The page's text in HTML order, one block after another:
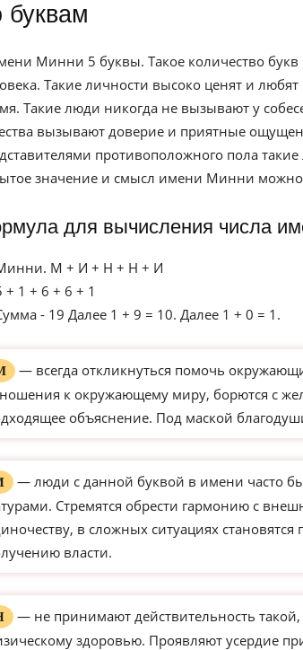
буквам
Минни 5 буквы. Такое количество
Такие личности высоко ценят и
Такие люди никогда не вызывают у
вызывают доверие и приятные
противоположного пола
значение и смысл имени Минни можно
для вычисления числа
М + И + Н + Н + И
+ 1 + 6 + 6 + 1
- 19 Далее 1 + 9 = 10. Далее 1 + 0 = 1.
— всегда откликнуться помочь
к окружающему миру, борются с
объяснение. Под маской
— люди с данной буквой в имени часто
Стремятся обрести гармонию с
в сложных ситуациях
власти.
— не принимают действительность
здоровью. Проявляют усердие